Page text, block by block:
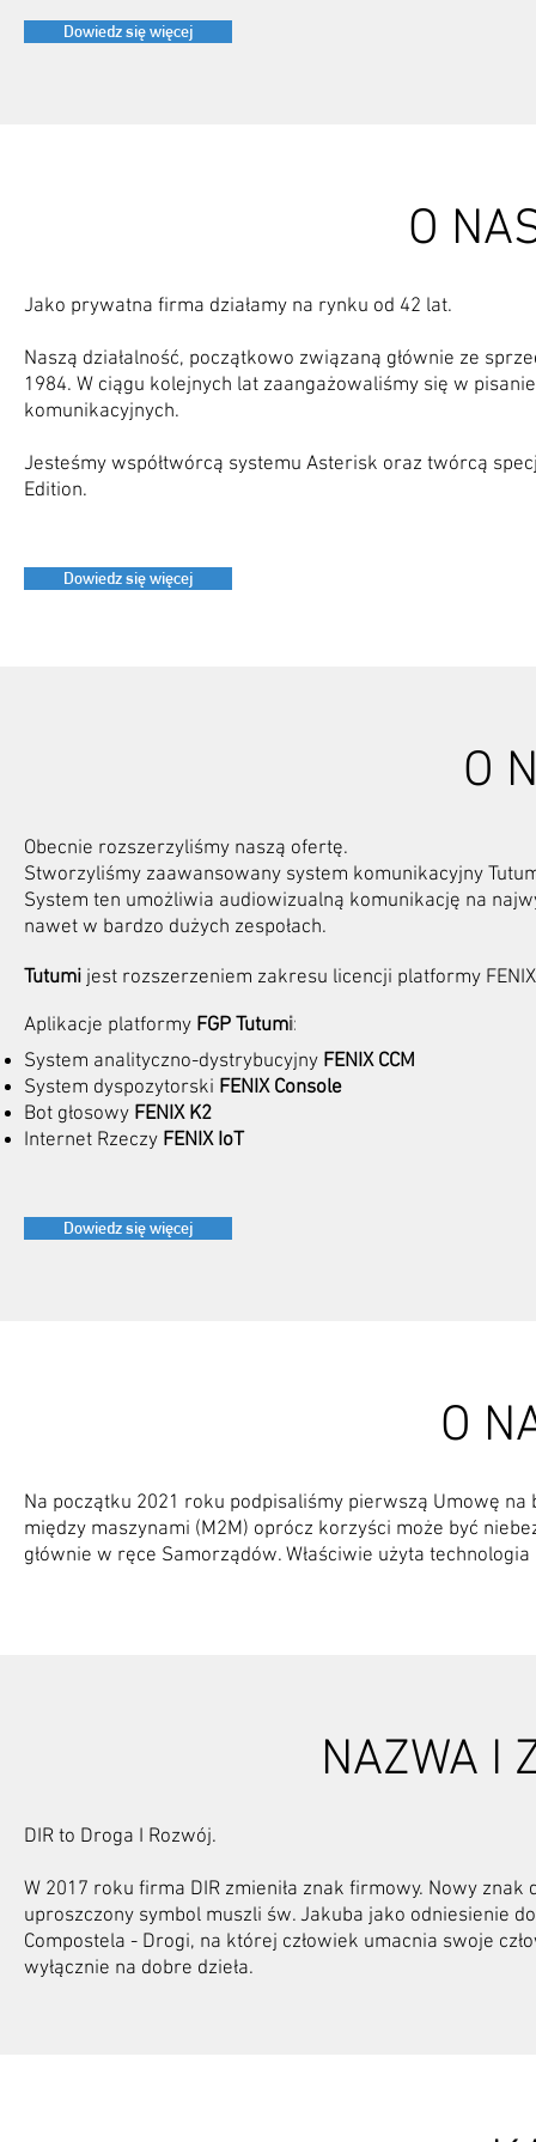
Dowiedz się więcej
O
Jako prywatna firma działamy na rynku od 42 lat.
Naszą działalność, początkowo związaną głównie ze
1984. W ciągu kolejnych lat zaangażowaliśmy się w
komunikacyjnych.
Jesteśmy współtwórcą systemu Asterisk oraz twórcą
Edition.
Dowiedz się więcej
O
Obecnie rozszerzyliśmy naszą ofertę.
Stworzyliśmy zaawansowany system komunikacyjny
System ten umożliwia audiowizualną komunikację na
nawet w bardzo dużych zespołach.
Tutumi jest rozszerzeniem zakresu licencji platformy
Aplikacje platformy FGP Tutumi:
System analityczno-dystrybucyjny FENIX CCM
System dyspozytorski FENIX Console
Bot głosowy FENIX K2
Internet Rzeczy FENIX IoT
Dowiedz się więcej
O
Na początku 2021 roku podpisaliśmy pierwszą Umowę
między maszynami (M2M) oprócz korzyści może być
głównie w ręce Samorządów. Właściwie użyta
NAZWA I
DIR to Droga I Rozwój.
W 2017 roku firma DIR zmieniła znak firmowy. Nowy
uproszczony symbol muszli św. Jakuba jako odniesienie
Compostela - Drogi, na której człowiek umacnia swoje
wyłącznie na dobre dzieła.